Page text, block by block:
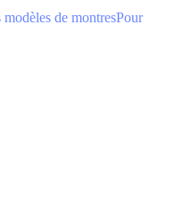
modèles de montresPour